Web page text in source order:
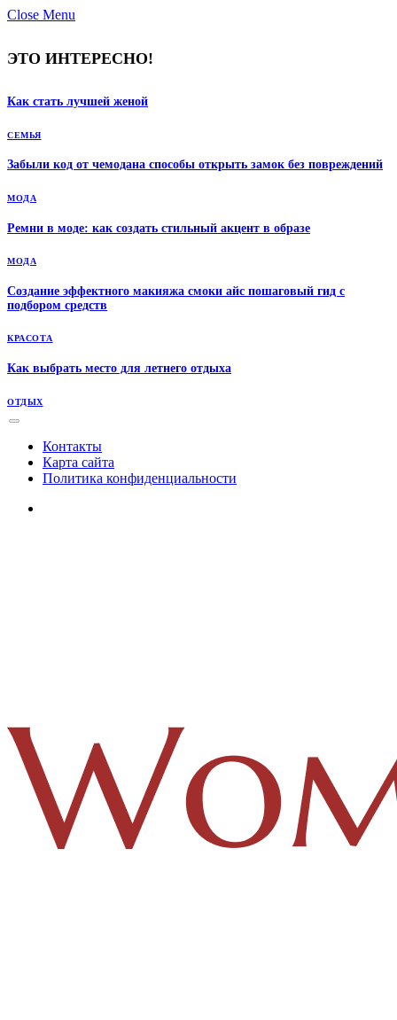
Close Menu
ЭТО ИНТЕРЕСНО!
Как стать лучшей женой
СЕМЬЯ
Забыли код от чемодана способы открыть замок без повреждений
МОДА
Ремни в моде: как создать стильный акцент в образе
МОДА
Создание эффектного макияжа смоки айс пошаговый гид с
подбором средств
КРАСОТА
Как выбрать место для летнего отдыха
ОТДЫХ
Контакты
Карта сайта
Политика конфиденциальности